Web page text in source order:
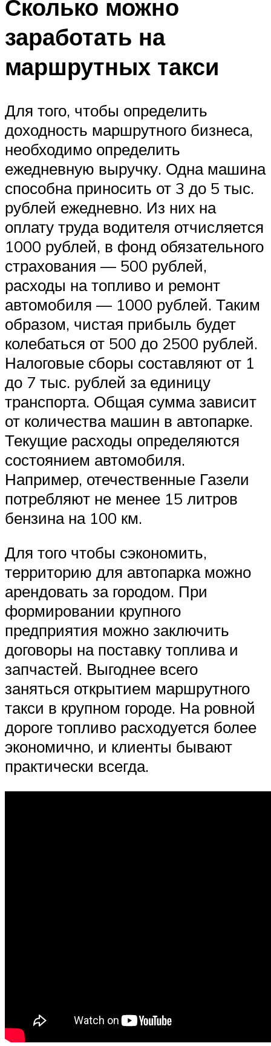
Сколько можно
заработать на
маршрутных такси
Для того, чтобы определить
доходность маршрутного бизнеса,
необходимо определить
ежедневную выручку. Одна машина
способна приносить от 3 до 5 тыс.
рублей ежедневно. Из них на
оплату труда водителя отчисляется
1000 рублей, в фонд обязательного
страхования — 500 рублей,
расходы на топливо и ремонт
автомобиля — 1000 рублей. Таким
образом, чистая прибыль будет
колебаться от 500 до 2500 рублей.
Налоговые сборы составляют от 1
до 7 тыс. рублей за единицу
транспорта. Общая сумма зависит
от количества машин в автопарке.
Текущие расходы определяются
состоянием автомобиля.
Например, отечественные Газели
потребляют не менее 15 литров
бензина на 100 км.
Для того чтобы сэкономить,
территорию для автопарка можно
арендовать за городом. При
формировании крупного
предприятия можно заключить
договоры на поставку топлива и
запчастей. Выгоднее всего
заняться открытием маршрутного
такси в крупном городе. На ровной
дороге топливо расходуется более
экономично, и клиенты бывают
практически всегда.